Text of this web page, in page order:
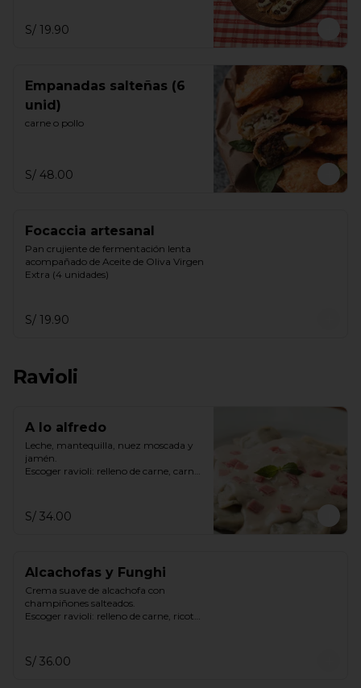
S/ 19.90
Empanadas salteñas (6
unid)
carne o pollo
S/ 48.00
Focaccia artesanal
Pan crujiente de fermentación lenta
acompañado de Aceite de Oliva Virgen
Extra (4 unidades)
S/ 19.90
Ravioli
A lo alfredo
Leche, mantequilla, nuez moscada y
jamén.
Escoger ravioli: relleno de carne, carne
S/ 34.00
Alcachofas y Funghi
Crema suave de alcachofa con
champiñones salteados.
Escoger ravioli: relleno de carne, ricotta
S/ 36.00